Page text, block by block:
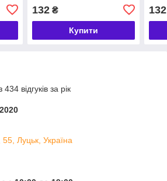
132₴
Купити
132
відгуків за рік
Луцьк, Україна